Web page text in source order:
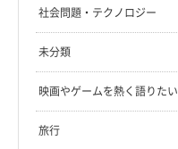
社会問題・テクノロジー
未分類
映画やゲームを熱く語りたい
旅行